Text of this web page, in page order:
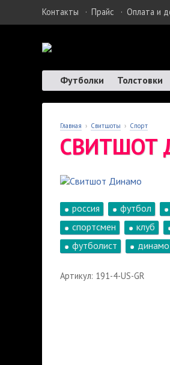
Контакты · Прайс · Оплата и
Футболки Толстовки
Главная › Свитшоты › Спорт
СВИТШОТ
россия футбол
спортсмен
клуб
футболист
динамо
Артикул: 191-4-US-GR